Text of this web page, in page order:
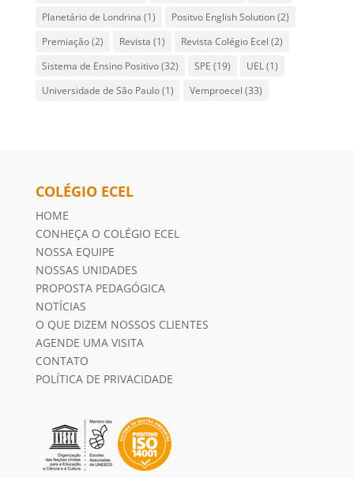
Planetário de Londrina (1) Positvo English Solution(2)
Premiação(2) Revista (1) Revista Colégio Ecel (2)
Sistema de Ensino Positivo(32) SPE (19) UEL(1)
Universidade de São Paulo(1) Vemproecel (33)
COLÉGIO ECEL
HOME
CONHEÇA O COLÉGIO ECEL
NOSSA EQUIPE
NOSSAS UNIDADES
PROPOSTA PEDAGÓGICA
NOTÍCIAS
O QUE DIZEM NOSSOS CLIENTES
AGENDE UMA VISITA
CONTATO
POLÍTICA DE PRIVACIDADE